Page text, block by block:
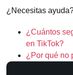
¿Necesitas
¿Cuántos
en TikTok?
¿Por qué no